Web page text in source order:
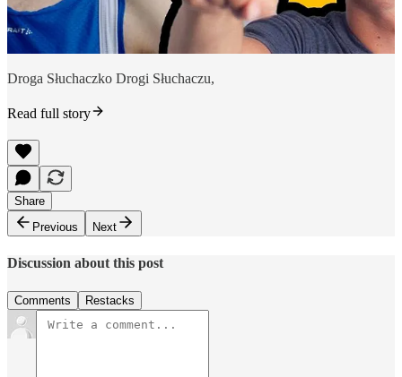
Droga Słuchaczko Drogi Słuchaczu,
Read full story
Share
Previous
Next
Discussion about this post
Comments Restacks